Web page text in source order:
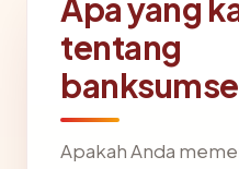
Apa yang
tentang
Apakah Anda